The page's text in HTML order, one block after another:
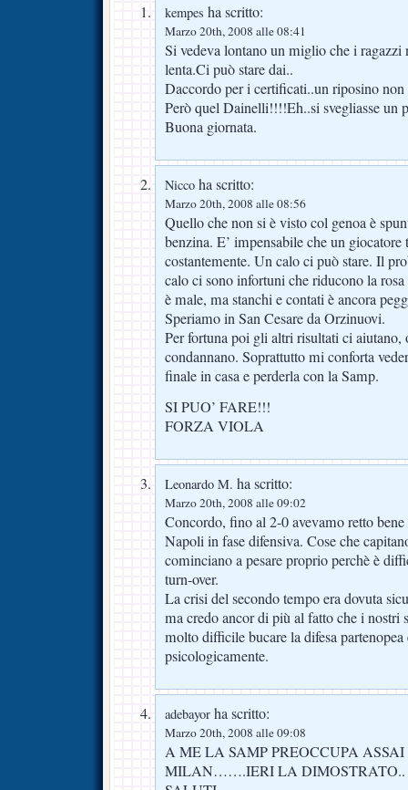
kempes ha scritto:
Marzo 20th, 2008 alle 08:41
Si vedeva lontano un miglio che i ragazzi
lenta.Ci può stare dai..
Daccordo per i certificati..un riposino non
Però quel Dainelli!!!!Eh..si svegliasse
Buona giornata.
Nicco ha scritto:
Marzo 20th, 2008 alle 08:56
Quello che non si è visto col genoa è
benzina. E’ impensabile che un
costantemente. Un calo ci può stare. Il
calo ci sono infortuni che riducono la
è male, ma stanchi e contati è ancora
Speriamo in San Cesare da Orzinuovi.
Per fortuna poi gli altri risultati ci aiutano,
condannano. Soprattutto mi conforta
finale in casa e perderla con la Samp.
SI PUO’ FARE!!!
FORZA VIOLA
Leonardo M. ha scritto:
Marzo 20th, 2008 alle 09:02
Concordo, fino al 2-0 avevamo retto
Napoli in fase difensiva. Cose che
cominciano a pesare proprio perchè è
turn-over.
La crisi del secondo tempo era dovuta
ma credo ancor di più al fatto che i nostri
molto difficile bucare la difesa partenopea
psicologicamente.
adebayor ha scritto:
Marzo 20th, 2008 alle 09:08
A ME LA SAMP PREOCCUPA ASSAI
MILAN…….IERI LA DIMOSTRATO..